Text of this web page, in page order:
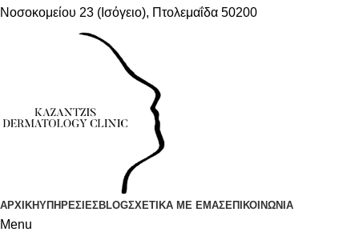
Νοσοκομείου 23 (Ισόγειο), Πτολεμαΐδα 50200
ΑΡΧΙΚΗΥΠΗΡΕΣΙΕΣBLOGΣΧΕΤΙΚΑ ΜΕ ΕΜΑΣΕΠΙΚΟΙΝΩΝΙΑ
Menu